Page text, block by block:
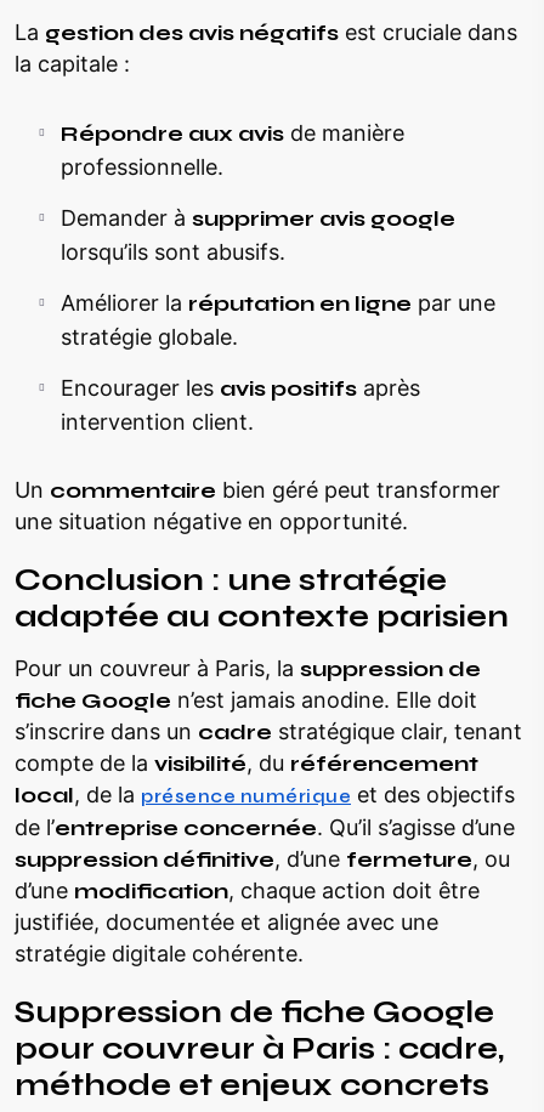
La gestion des avis négatifs est cruciale dans
la capitale :
Répondre aux avis de manière
professionnelle.
Demander à supprimer avis google
lorsqu’ils sont abusifs.
Améliorer la réputation en ligne par une
stratégie globale.
Encourager les avis positifs après
intervention client.
Un commentaire bien géré peut transformer
une situation négative en opportunité.
Conclusion : une stratégie
adaptée au contexte parisien
Pour un couvreur à Paris, la suppression de
fiche Google n’est jamais anodine. Elle doit
s’inscrire dans un cadre stratégique clair, tenant
compte de la visibilité, du référencement
local, de la présence numérique et des objectifs
de l’entreprise concernée. Qu’il s’agisse d’une
suppression définitive, d’une fermeture, ou
d’une modification, chaque action doit être
justifiée, documentée et alignée avec une
stratégie digitale cohérente.
Suppression de fiche Google
pour couvreur à Paris : cadre,
méthode et enjeux concrets